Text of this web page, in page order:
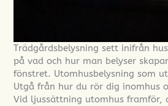
Trädgårdsbelysning sett inifrån
på vad och hur man belyser
fönstret. Utomhusbelysning som
Utgå från hur du rör dig inomhus
Vid ljussättning utomhus